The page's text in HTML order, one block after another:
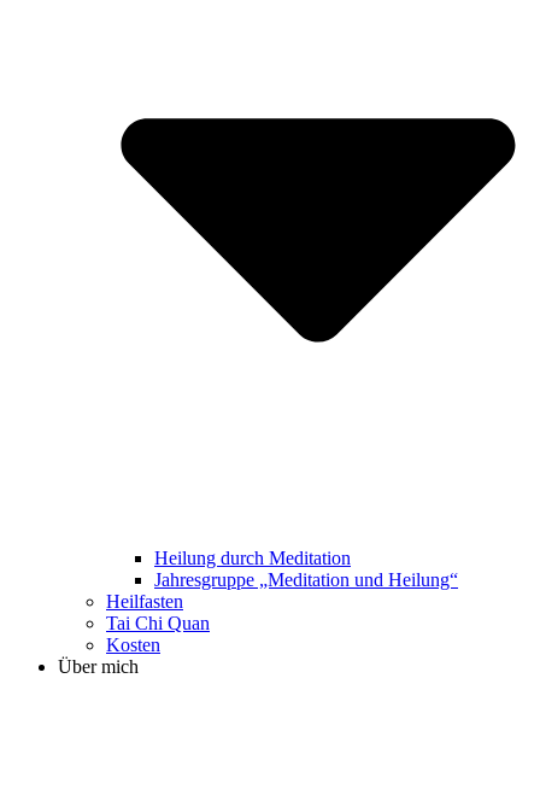
Heilung durch Meditation
Jahresgruppe „Meditation und Heilung“
Heilfasten
Tai Chi Quan
Kosten
Über mich